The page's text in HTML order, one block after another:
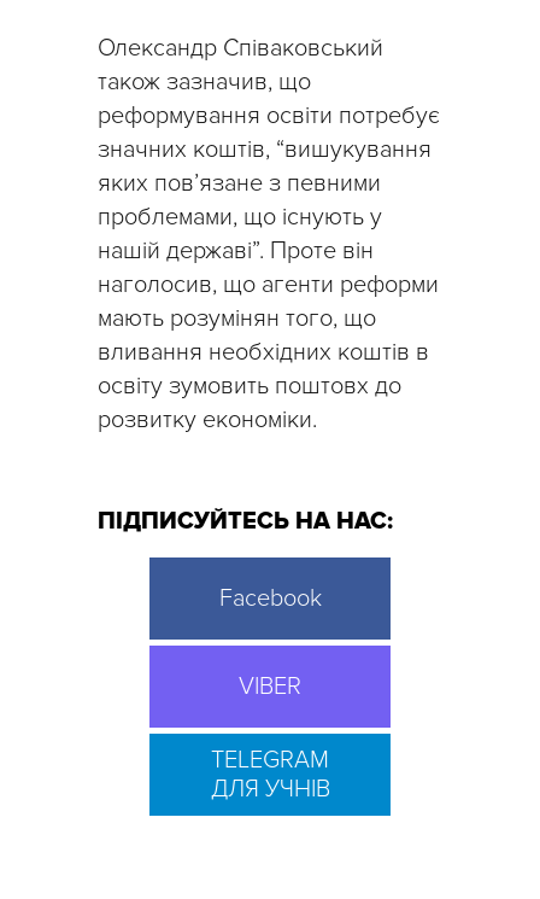
Олександр Співаковський
також зазначив, що
реформування освіти потребує
значних коштів, “вишукування
яких пов’язане з певними
проблемами, що існують у
нашій державі”. Проте він
наголосив, що агенти реформи
мають розумінян того, що
вливання необхідних коштів в
освіту зумовить поштовх до
розвитку економіки.
ПІДПИСУЙТЕСЬ НА НАС:
Facebook
VIBER
TELEGRAM
ДЛЯ УЧНІВ